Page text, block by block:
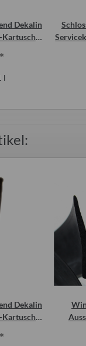
Dekalin
Kartusche
*
l
Dekalin
Kartusche
*